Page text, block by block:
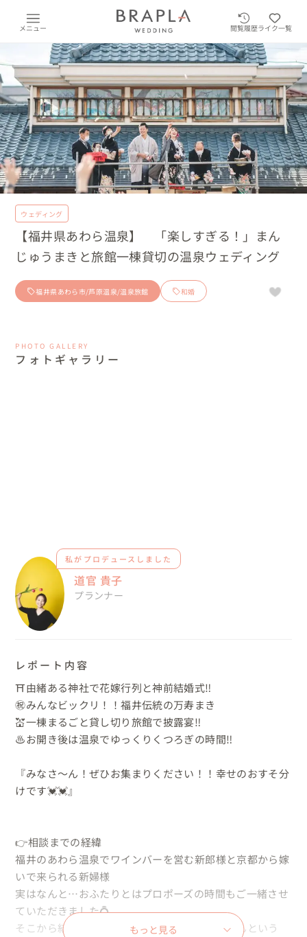
メニュー 閲覧履歴ライク一覧
ウェディング
【福井県あわら温泉】 「楽しすぎる！」まん
じゅうまきと旅館一棟貸切の温泉ウェディング
福井県あわら市/芦原温泉/温泉旅館 和婚
PHOTO GALLERY
フォトギャラリー
私がプロデュースしました
道官 貴子
プランナー
レポート内容
⛩由緒ある神社で花嫁行列と神前結婚式‼
㊗みんなビックリ！！福井伝統の万寿まき
💒一棟まるごと貸し切り旅館で披露宴‼
♨お開き後は温泉でゆっくりくつろぎの時間‼
『みなさ～ん！ぜひお集まりください！！幸せのおすそ分
けです💓💓』
👉相談までの経緯
福井のあわら温泉でワインバーを営む新郎様と京都から嫁
いで来られる新婦様
実はなんと…おふたりとはプロポーズの時間もご一緒させ
ていただきました💍
そこから結婚式当日までの担当…それはもうなんという
もっと見る